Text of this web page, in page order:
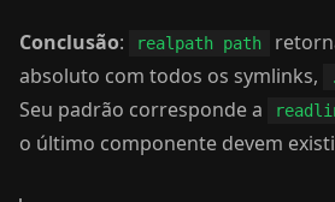
Conclusão: realpath path
absoluto com todos os symlinks,
Seu padrão corresponde a
o último componente devem